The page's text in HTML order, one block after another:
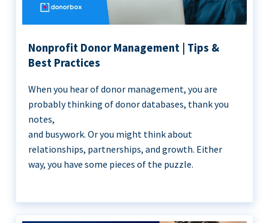
Nonprofit Donor Management | Tips &
Best Practices
When you hear of donor management, you are
probably thinking of donor databases, thank you
notes,
and busywork. Or you might think about
relationships, partnerships, and growth. Either
way, you have some pieces of the puzzle.